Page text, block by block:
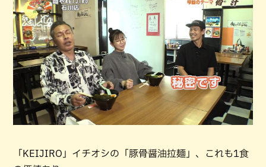
「KEIJIRO」イチオシの「豚骨醤油拉麺」、これも1食